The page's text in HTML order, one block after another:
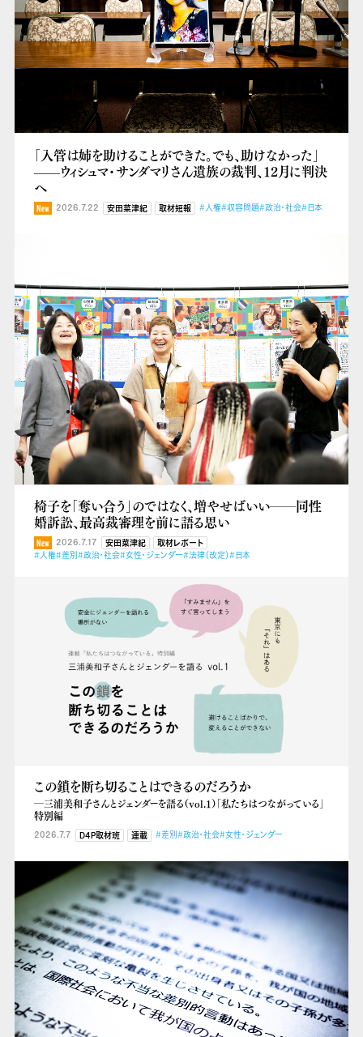
「入管は姉を助けることができた。でも、助けなかった」
——ウィシュマ・サンダマリさん遺族の裁判、12月に判決
へ
2026.7.22 安田菜津紀 取材短報 #人権#収容問題#政治・社会#日本
椅子を「奪い合う」のではなく、増やせばいい──同性
婚訴訟、最高裁審理を前に語る思い
2026.7.17 安田菜津紀
取材レポート
#人権#差別#政治・社会#女性・ジェンダー#法律（改定）#日本
この鎖を断ち切ることはできるのだろうか
―三浦美和子さんとジェンダーを語る（vol.1）「私たちはつながっている」
特別編
2026.7.7 D4P取材班 連載 #差別#政治・社会#女性・ジェンダー